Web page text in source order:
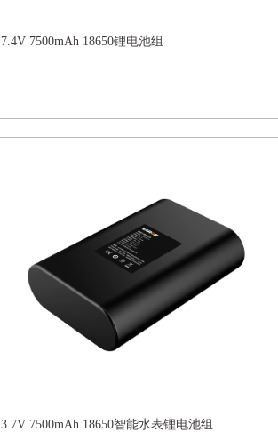
7.4V 7500mAh 18650锂电池组
3.7V 7500mAh 18650智能水表锂电池组